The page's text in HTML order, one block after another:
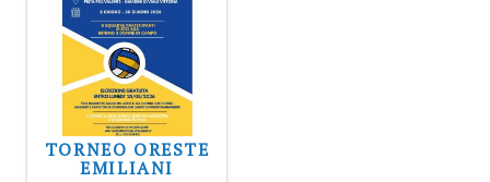
TORNEO ORESTE
EMILIANI